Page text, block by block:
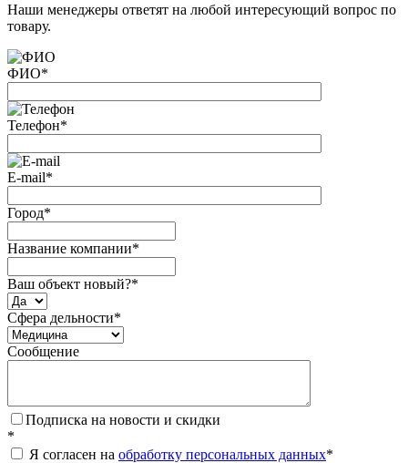
Наши менеджеры ответят на любой интересующий вопрос по
товару.
ФИО*
Телефон*
E-mail*
Город*
Название компании*
Ваш объект новый?*
Сфера дельности*
Сообщение
Подписка на новости и скидки
*
Я согласен на обработку персональных данных*